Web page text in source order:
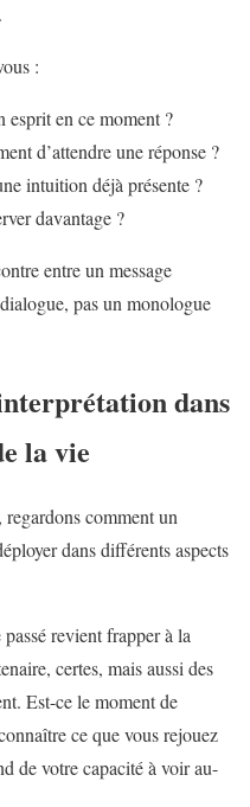
:
esprit en ce moment ?
d’attendre une réponse ?
intuition déjà présente ?
davantage ?
entre un message
pas un monologue
dans
la vie
comment un
dans différents aspects
revient frapper à la
certes, mais aussi des
Est-ce le moment de
ce que vous rejouez
de votre capacité à voir au-